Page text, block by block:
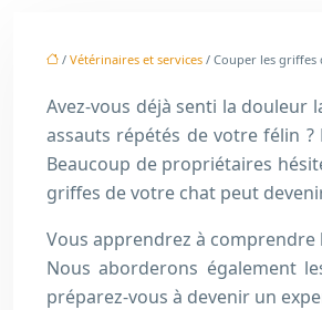
/ Vétérinaires et services / Couper les griffes
Avez-vous déjà senti la douleur
assauts répétés de votre félin
Beaucoup de propriétaires
griffes de votre chat peut
Vous apprendrez à comprendre
Nous aborderons également
préparez-vous à devenir un